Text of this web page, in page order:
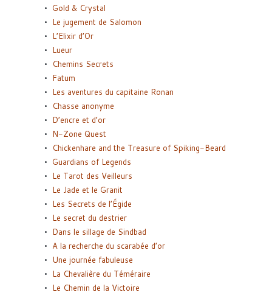
Gold & Crystal
Le jugement de Salomon
L’Elixir d’Or
Lueur
Chemins Secrets
Fatum
Les aventures du capitaine Ronan
Chasse anonyme
D’encre et d’or
N-Zone Quest
Chickenhare and the Treasure of Spiking-Beard
Guardians of Legends
Le Tarot des Veilleurs
Le Jade et le Granit
Les Secrets de l’Égide
Le secret du destrier
Dans le sillage de Sindbad
A la recherche du scarabée d’or
Une journée fabuleuse
La Chevalière du Téméraire
Le Chemin de la Victoire